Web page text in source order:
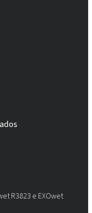
poliol)
R3823 e EXOwet